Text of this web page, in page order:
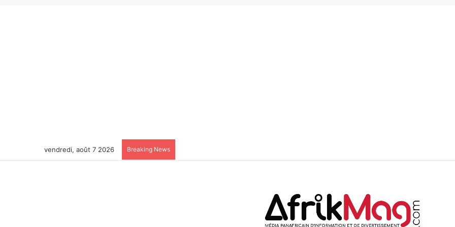
vendredi, août 7 2026 Breaking News